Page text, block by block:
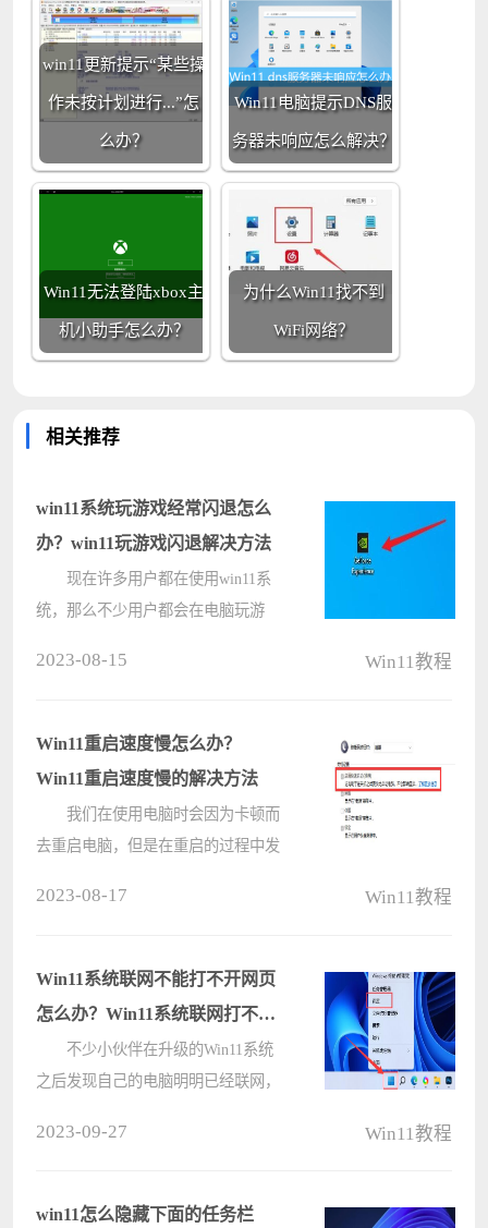
win11更新提示“某些操
作未按计划进行...”怎
么办？
Win11电脑提示DNS服
务器未响应怎么解决？
Win11无法登陆xbox主
机小助手怎么办？
为什么Win11找不到
WiFi网络？
相关推荐
win11系统玩游戏经常闪退怎么
办？win11玩游戏闪退解决方法
现在许多用户都在使用win11系
统，那么不少用户都会在电脑玩游
感丧失，那么这个问题究竟要如何解
决呢，????
2023-08-15 Win11教程
Win11重启速度慢怎么办？
Win11重启速度慢的解决方法
我们在使用电脑时会因为卡顿而
去重启电脑，但是在重启的过程中发
什么解决方法吧。 Win11重启速
度????
2023-08-17 Win11教程
Win11系统联网不能打不开网页
怎么办？Win11系统联网打不开
网页的解决方法
不少小伙伴在升级的Win11系统
之后发现自己的电脑明明已经联网，
联网打不开网页的解决方法 方
2023-09-27 Win11教程
win11怎么隐藏下面的任务栏